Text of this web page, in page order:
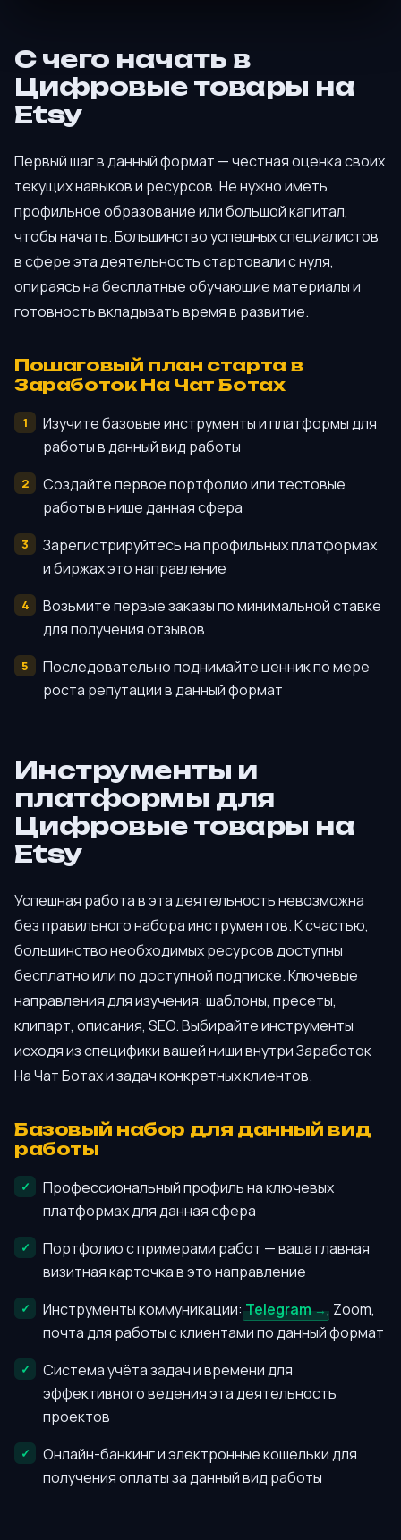
С чего начать в
Цифровые товары на
Etsy
Первый шаг в данный формат — честная оценка своих
текущих навыков и ресурсов. Не нужно иметь
профильное образование или большой капитал,
чтобы начать. Большинство успешных специалистов
в сфере эта деятельность стартовали с нуля,
опираясь на бесплатные обучающие материалы и
готовность вкладывать время в развитие.
Пошаговый план старта в
Заработок На Чат Ботах
Изучите базовые инструменты и платформы для
работы в данный вид работы
Создайте первое портфолио или тестовые
работы в нише данная сфера
Зарегистрируйтесь на профильных платформах
и биржах это направление
Возьмите первые заказы по минимальной ставке
для получения отзывов
Последовательно поднимайте ценник по мере
роста репутации в данный формат
Инструменты и
платформы для
Цифровые товары на
Etsy
Успешная работа в эта деятельность невозможна
без правильного набора инструментов. К счастью,
большинство необходимых ресурсов доступны
бесплатно или по доступной подписке. Ключевые
направления для изучения: шаблоны, пресеты,
клипарт, описания, SEO. Выбирайте инструменты
исходя из специфики вашей ниши внутри Заработок
На Чат Ботах и задач конкретных клиентов.
Базовый набор для данный вид
работы
Профессиональный профиль на ключевых
платформах для данная сфера
Портфолио с примерами работ — ваша главная
визитная карточка в это направление
Инструменты коммуникации:Telegram
, Zoom,
почта для работы с клиентами по данный формат
Система учёта задач и времени для
эффективного ведения эта деятельность
проектов
Онлайн-банкинг и электронные кошельки для
получения оплаты за данный вид работы